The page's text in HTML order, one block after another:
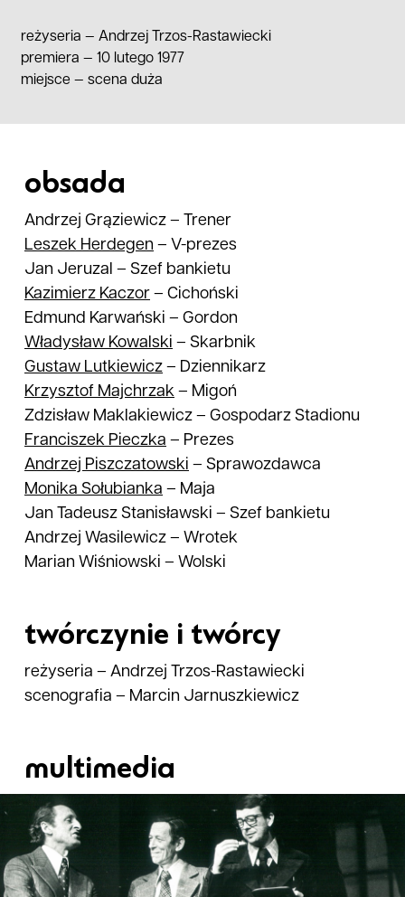
reżyseria — Andrzej Trzos-Rastawiecki
premiera — 10 lutego 1977
miejsce — scena duża
obsada
Andrzej Grąziewicz – Trener
Leszek Herdegen – V-prezes
Jan Jeruzal – Szef bankietu
Kazimierz Kaczor – Cichoński
Edmund Karwański – Gordon
Władysław Kowalski – Skarbnik
Gustaw Lutkiewicz – Dziennikarz
Krzysztof Majchrzak – Migoń
Zdzisław Maklakiewicz – Gospodarz Stadionu
Franciszek Pieczka – Prezes
Andrzej Piszczatowski – Sprawozdawca
Monika Sołubianka – Maja
Jan Tadeusz Stanisławski – Szef bankietu
Andrzej Wasilewicz – Wrotek
Marian Wiśniowski – Wolski
twórczynie i twórcy
reżyseria – Andrzej Trzos-Rastawiecki
scenografia – Marcin Jarnuszkiewicz
multimedia